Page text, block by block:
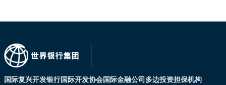
国际复兴开发银行国际开发协会国际金融公司多边投资担保机构